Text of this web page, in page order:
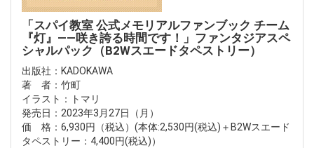
「スパイ教室 公式メモリアルファンブック チーム
『灯』――咲き誇る時間です！」ファンタジアスペ
シャルパック（B2Wスエードタペストリー）
出版社：KADOKAWA
著 者：竹町
イラスト：トマリ
発売日：2023年3月27日（月）
価 格：6,930円（税込）(本体:2,530円(税込)＋B2Wスエード
タペストリー：4,400円(税込)）